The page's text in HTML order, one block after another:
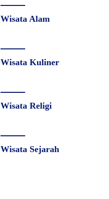
Wisata Alam
Wisata Kuliner
Wisata Religi
Wisata Sejarah